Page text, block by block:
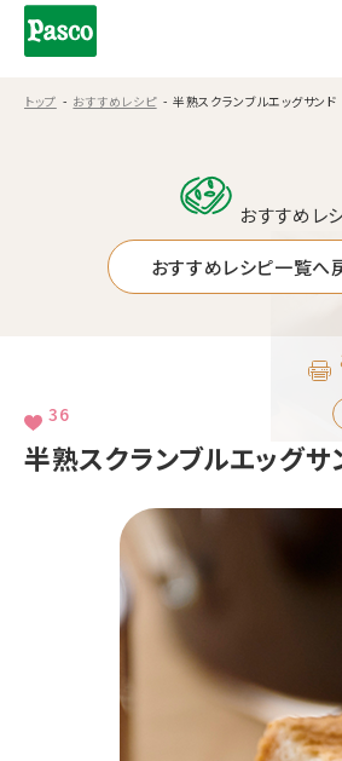
トップ おすすめレシピ 半熟スクランブルエッグサンド
おすすめレ
おすすめレシピ一覧へ
半熟スクランブルエッグサ
36